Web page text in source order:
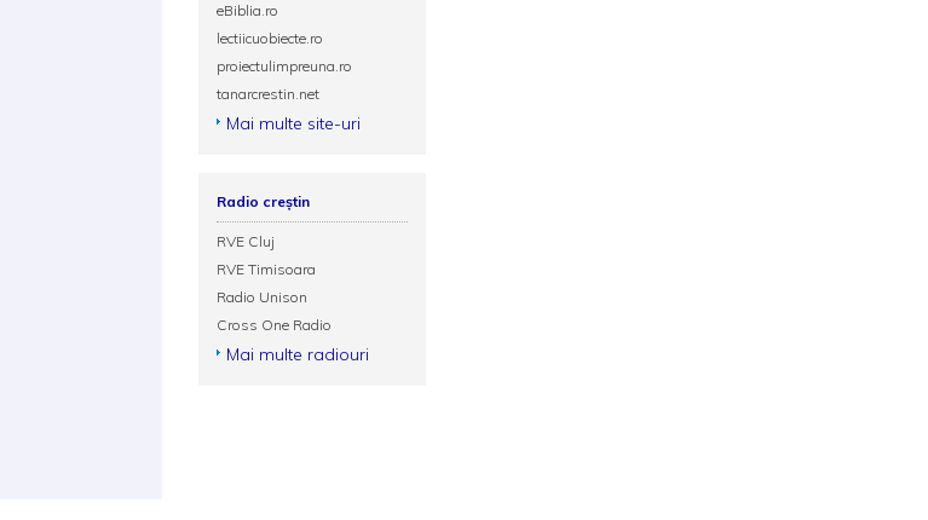
eBiblia.ro
lectiicuobiecte.ro
proiectulimpreuna.ro
tanarcrestin.net
Mai multe site-uri
Radio creștin
RVE Cluj
RVE Timisoara
Radio Unison
Cross One Radio
Mai multe radiouri